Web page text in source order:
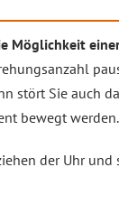
Möglichkeit
stört Sie auch
bewegt werden.
der Uhr und